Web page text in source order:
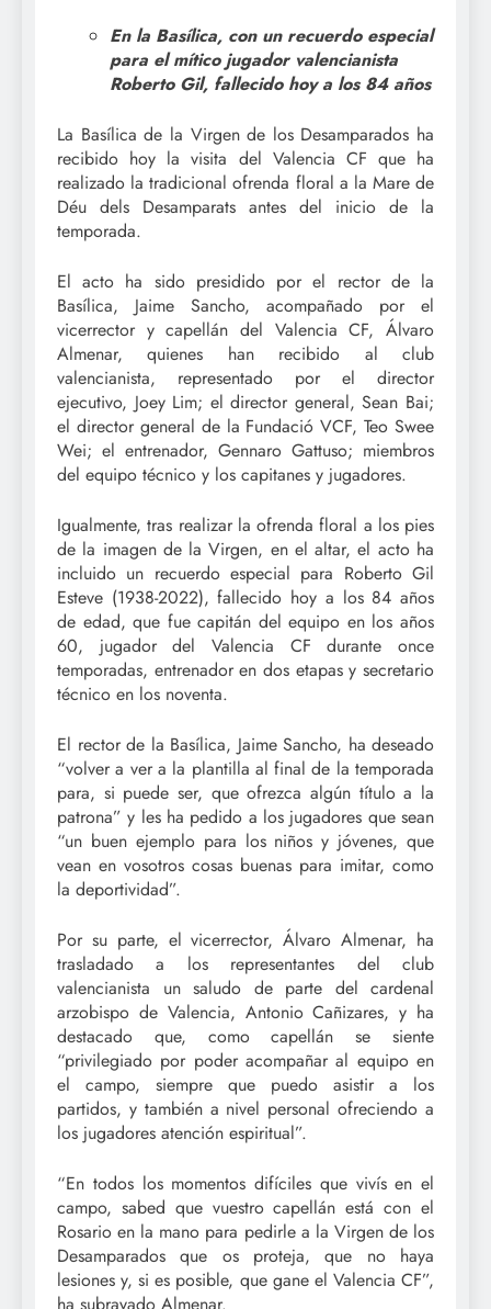
En la Basílica, con un recuerdo especial
para el mítico jugador valencianista
Roberto Gil, fallecido hoy a los 84 años
La Basílica de la Virgen de los Desamparados ha
recibido hoy la visita del Valencia CF que ha
realizado la tradicional ofrenda floral a la Mare de
Déu dels Desamparats antes del inicio de la
temporada.
El acto ha sido presidido por el rector de la
Basílica, Jaime Sancho, acompañado por el
vicerrector y capellán del Valencia CF, Álvaro
Almenar, quienes han recibido al club
valencianista, representado por el director
ejecutivo, Joey Lim; el director general, Sean Bai;
el director general de la Fundació VCF, Teo Swee
Wei; el entrenador, Gennaro Gattuso; miembros
del equipo técnico y los capitanes y jugadores.
Igualmente, tras realizar la ofrenda floral a los pies
de la imagen de la Virgen, en el altar, el acto ha
incluido un recuerdo especial para Roberto Gil
Esteve (1938-2022), fallecido hoy a los 84 años
de edad, que fue capitán del equipo en los años
60, jugador del Valencia CF durante once
temporadas, entrenador en dos etapas y secretario
técnico en los noventa.
El rector de la Basílica, Jaime Sancho, ha deseado
“volver a ver a la plantilla al final de la temporada
para, si puede ser, que ofrezca algún título a la
patrona” y les ha pedido a los jugadores que sean
“un buen ejemplo para los niños y jóvenes, que
vean en vosotros cosas buenas para imitar, como
la deportividad”.
Por su parte, el vicerrector, Álvaro Almenar, ha
trasladado a los representantes del club
valencianista un saludo de parte del cardenal
arzobispo de Valencia, Antonio Cañizares, y ha
destacado que, como capellán se siente
“privilegiado por poder acompañar al equipo en
el campo, siempre que puedo asistir a los
partidos, y también a nivel personal ofreciendo a
los jugadores atención espiritual”.
“En todos los momentos difíciles que vivís en el
campo, sabed que vuestro capellán está con el
Rosario en la mano para pedirle a la Virgen de los
Desamparados que os proteja, que no haya
lesiones y, si es posible, que gane el Valencia CF”,